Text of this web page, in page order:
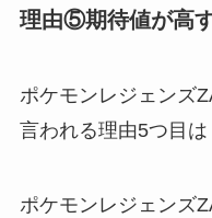
理由⑤期待値が高
ポケモンレジェンズ
言われる理由5つ目は
ポケモンレジェンズ